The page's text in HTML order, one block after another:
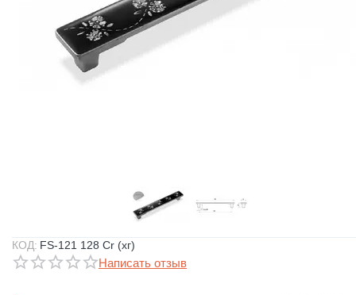
КОД: FS-121 128 Cr (хг)
Написать отзыв